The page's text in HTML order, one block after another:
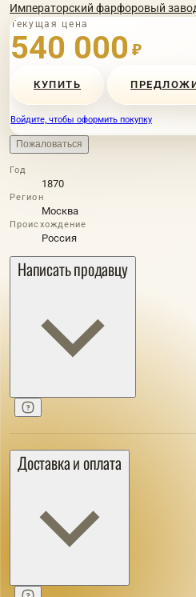
Императорский фарфоровый
Текущая цена
540 000 ₽
КУПИТЬ
Войдите, чтобы оформить покупку
Пожаловаться
Год
1870
Регион
Москва
Происхождение
Россия
Написать продавцу
Доставка и оплата